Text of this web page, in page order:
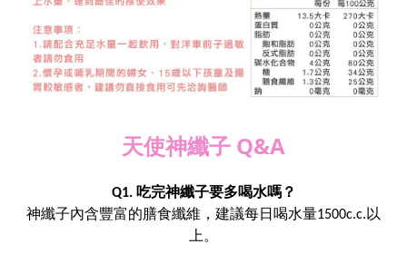
天使神纖子 Q&A
Q1. 吃完神纖子要多喝水嗎？
神纖子內含豐富的膳食纖維，建議每日喝水量1500c.c.以
上。